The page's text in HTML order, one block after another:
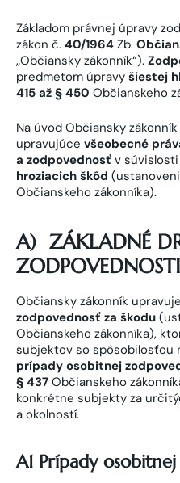
Základom právnej úpravy
zákon č. 40/1964 Zb.
„Občiansky zákonník“).
predmetom úpravy šiestej
415 až § 450 Občianskeho
Na úvod Občiansky
upravujúce všeobecné
a zodpovednosť v súvislosti
hroziacich škôd
Občianskeho zákonníka).
A) ZÁKLADNÉ
Občiansky zákonník upravuje
zodpovednosť za škodu
Občianskeho zákonníka),
subjektov so spôsobilosťou
prípady osobitnej
§ 437 Občianskeho
konkrétne subjekty za
a okolností.
A1 Prípady